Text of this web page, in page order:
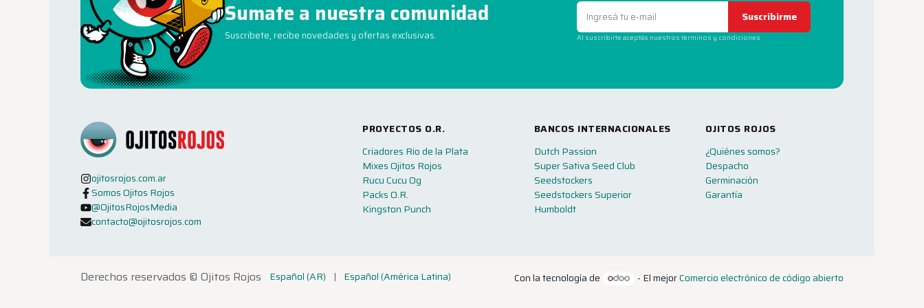
Sumate a nuestra comunidad
Suscribete, recibe novedades y ofertas exclusivas.
Suscribirme
Al suscribirte aceptás nuestros términos y condiciones
ojitosrojos.com.ar
Somos Ojitos Rojos
@OjitosRojosMedia
contacto@ojitosrojos.com
PROYECTOS O.R.
Criadores Rio de la Plata
Mixes Ojitos Rojos
Rucu Cucu Og
Packs O.R.
Kingston Punch
BANCOS INTERNACIONALES
Dutch Passion
Super Sativa Seed Club
Seedstockers
Seedstockers Superior
Humboldt
OJITOS ROJOS
¿Quiénes somos?
Despacho
Germinación
Garantía
Derechos reservados © Ojitos Rojos Español (AR) | Español (América Latina) Con la tecnología de - El mejorComercio electrónico de código abierto